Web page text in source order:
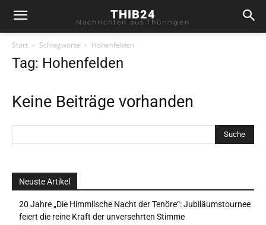
THIB24
Nachrichten aus Thüringen
Start Schlagworte Hohenfelden
Tag: Hohenfelden
Keine Beiträge vorhanden
Neuste Artikel
20 Jahre „Die Himmlische Nacht der Tenöre“: Jubiläumstournee
feiert die reine Kraft der unversehrten Stimme